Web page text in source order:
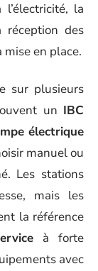
la
réception des
en place.
sur plusieurs
un IBC
électrique
manuel ou
Les stations
mais les
la référence
à forte
avec